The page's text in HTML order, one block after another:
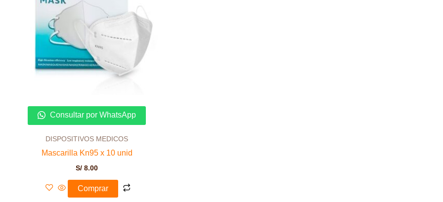
Consultar por WhatsApp
DISPOSITIVOS MEDICOS
Mascarilla Kn95 x 10 unid
S/ 8.00
Comprar